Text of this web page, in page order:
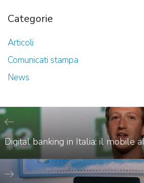
Categorie
Articoli
Comunicati stampa
News